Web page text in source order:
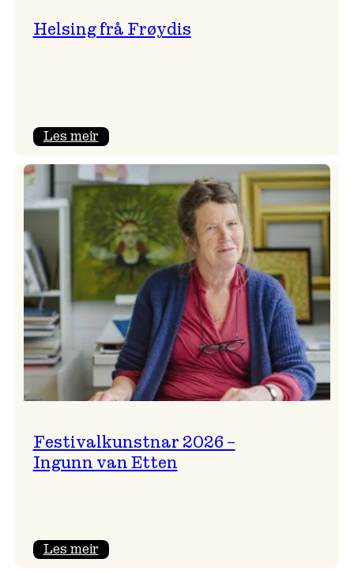
Helsing frå Frøydis
Les meir:
frå
Frøydis
Festivalkunstnar 2026 –
Ingunn van Etten
Les meir: